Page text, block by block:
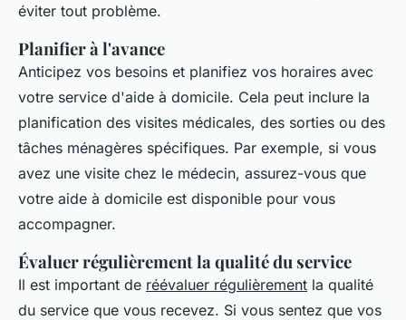
éviter tout problème.
Planifier à l'avance
Anticipez vos besoins et planifiez vos horaires avec
votre service d'aide à domicile. Cela peut inclure la
planification des visites médicales, des sorties ou des
tâches ménagères spécifiques. Par exemple, si vous
avez une visite chez le médecin, assurez-vous que
votre aide à domicile est disponible pour vous
accompagner.
Évaluer régulièrement la qualité du service
Il est important de réévaluer régulièrement la qualité
du service que vous recevez. Si vous sentez que vos